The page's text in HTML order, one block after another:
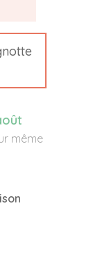
même